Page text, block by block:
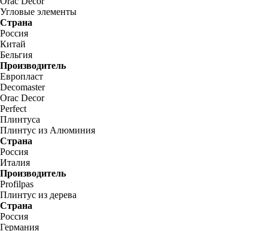
Угловые элементы
Страна
Россия
Китай
Бельгия
Производитель
Европласт
Decomaster
Orac Decor
Perfect
Плинтуса
Плинтус из Алюминия
Страна
Россия
Италия
Производитель
Profilpas
Плинтус из дерева
Страна
Россия
Германия